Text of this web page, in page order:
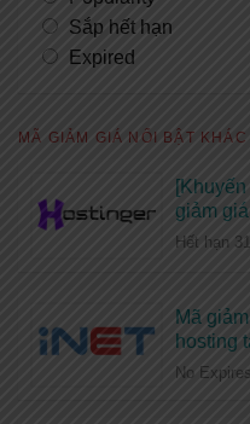
Sắp hết hạn
Expired
MÃ GIẢM GIÁ NỔI BẬT KHÁC
giảm
Hết hạn
Mã
hosting
No Expires